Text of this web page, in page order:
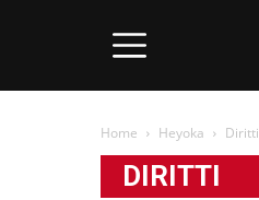
Home Heyoka Diritti
DIRITTI